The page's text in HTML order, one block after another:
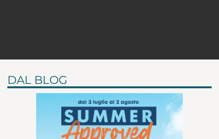
DAL BLOG